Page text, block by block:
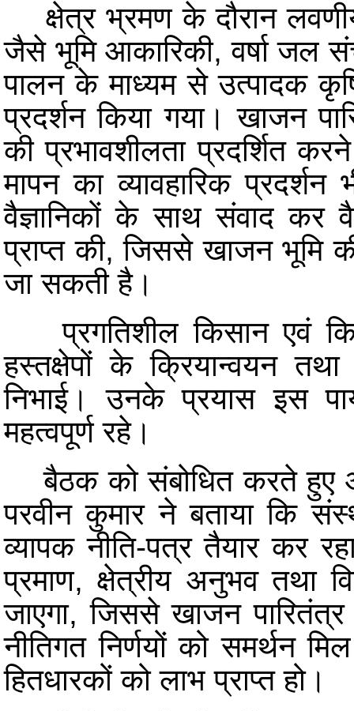
क्षेत्र भ्रमण के दौरान
जैसे भूमि आकारिकी, वर्षा जल
पालन के माध्यम से उत्पादक
प्रदर्शन किया गया। खाजन
की प्रभावशीलता प्रदर्शित
मापन का व्यावहारिक
वैज्ञानिकों के साथ संवाद कर
प्राप्त की, जिससे खाजन भूमि
जा सकती है।
प्रगतिशील किसान एवं
हस्तक्षेपों के क्रियान्वयन
निभाई। उनके प्रयास इस
महत्वपूर्ण रहे।
बैठक को संबोधित करते हुए
परवीन कुमार ने बताया कि
व्यापक नीति-पत्र तैयार कर
प्रमाण, क्षेत्रीय अनुभव तथा
जाएगा, जिससे खाजन
नीतिगत निर्णयों को समर्थन
हितधारकों को लाभ प्राप्त हो।